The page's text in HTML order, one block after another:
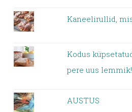
Kaneelirullid,
Kodus
pere uus lemmik!
AUSTUS